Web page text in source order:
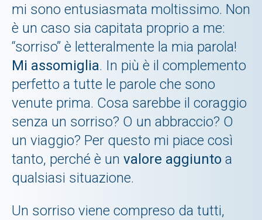
mi sono entusiasmata moltissimo. Non
è un caso sia capitata proprio a me:
“sorriso” è letteralmente la mia parola!
Mi assomiglia. In più è il complemento
perfetto a tutte le parole che sono
venute prima. Cosa sarebbe il coraggio
senza un sorriso? O un abbraccio? O
un viaggio? Per questo mi piace così
tanto, perché è un valore aggiunto a
qualsiasi situazione.
Un sorriso viene compreso da tutti,